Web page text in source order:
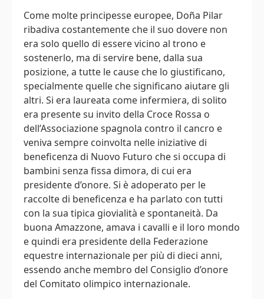
Come molte principesse europee, Doña Pilar
ribadiva costantemente che il suo dovere non
era solo quello di essere vicino al trono e
sostenerlo, ma di servire bene, dalla sua
posizione, a tutte le cause che lo giustificano,
specialmente quelle che significano aiutare gli
altri. Si era laureata come infermiera, di solito
era presente su invito della Croce Rossa o
dell’Associazione spagnola contro il cancro e
veniva sempre coinvolta nelle iniziative di
beneficenza di Nuovo Futuro che si occupa di
bambini senza fissa dimora, di cui era
presidente d’onore. Si è adoperato per le
raccolte di beneficenza e ha parlato con tutti
con la sua tipica giovialità e spontaneità. Da
buona Amazzone, amava i cavalli e il loro mondo
e quindi era presidente della Federazione
equestre internazionale per più di dieci anni,
essendo anche membro del Consiglio d’onore
del Comitato olimpico internazionale.